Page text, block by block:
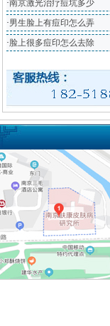
·南京激光治疗痘坑多少
·男生脸上有痘印怎么弄
·脸上很多痘印怎么去除